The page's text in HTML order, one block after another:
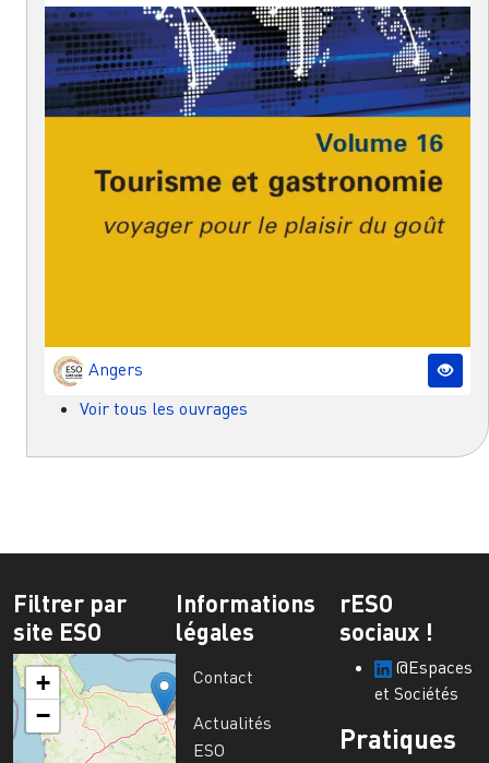
Angers
Voir tous les ouvrages
Filtrer par
site ESO
+
−
Informations
légales
Contact
Actualités
ESO
rESO
sociaux !
@Espaces
et Sociétés
Pratiques